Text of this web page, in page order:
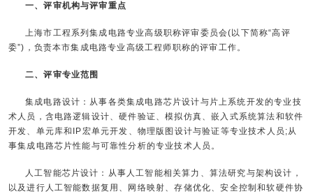
一、评审机构与评审重点
上海市工程系列集成电路专业高级职称评审委员会(以下简称“高评
委”)，负责本市集成电路专业高级工程师职称的评审工作。
二、评审专业范围
集成电路设计：从事各类集成电路芯片设计与片上系统开发的专业技
术人员，含电路逻辑设计、硬件验证、模拟仿真、嵌入式系统算法和软件
开发、单元库和IP宏单元开发、物理版图设计与验证等专业技术人员;从
事集成电路芯片性能与可靠性分析的专业技术人员。
人工智能芯片设计：从事人工智能相关算力、算法研究与架构设计，
以及进行人工智能数据复用、网络映射、存储优化、安全控制和软硬件协